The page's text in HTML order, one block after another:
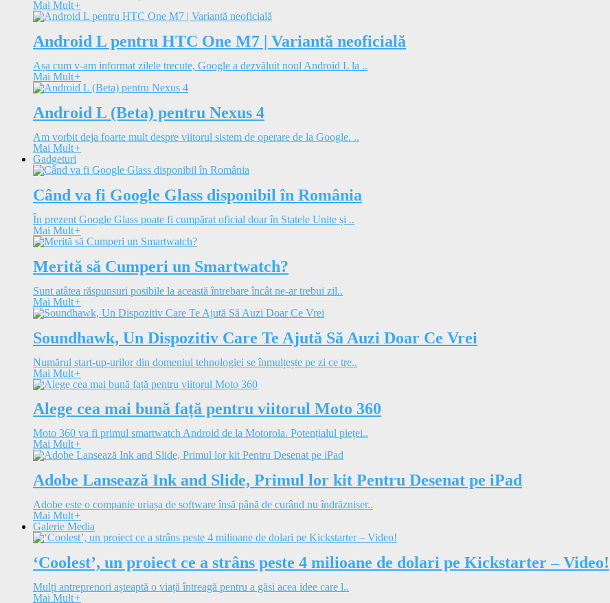
Mai Mult+
Android L pentru HTC One M7 | Variantă neoficială
Așa cum v-am informat zilele trecute, Google a dezvăluit noul Android L la ..
Mai Mult+
Android L (Beta) pentru Nexus 4
Am vorbit deja foarte mult despre viitorul sistem de operare de la Google. ..
Mai Mult+
Gadgeturi
Când va fi Google Glass disponibil în România
În prezent Google Glass poate fi cumpărat oficial doar în Statele Unite și ..
Mai Mult+
Merită să Cumperi un Smartwatch?
Sunt atâtea răspunsuri posibile la această întrebare încât ne-ar trebui zil..
Mai Mult+
Soundhawk, Un Dispozitiv Care Te Ajută Să Auzi Doar Ce Vrei
Numărul start-up-urilor din domeniul tehnologiei se înmulțește pe zi ce tre..
Mai Mult+
Alege cea mai bună față pentru viitorul Moto 360
Moto 360 va fi primul smartwatch Android de la Motorola. Potențialul pieței..
Mai Mult+
Adobe Lansează Ink and Slide, Primul lor kit Pentru Desenat pe iPad
Adobe este o companie uriașa de software însă până de curând nu îndrăzniser..
Mai Mult+
Galerie Media
‘Coolest’, un proiect ce a strâns peste 4 milioane de dolari pe Kickstarter – Video!
Mulți antreprenori așteaptă o viață întreagă pentru a găsi acea idee care l..
Mai Mult+